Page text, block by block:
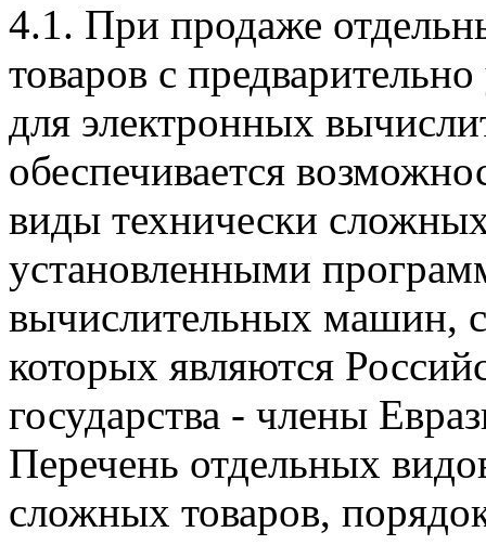
4.1. При продаже
товаров с
для электронных
обеспечивается
виды технически
установленными
вычислительных машин,
которых являются
государства - члены
Перечень отдельных
сложных товаров,